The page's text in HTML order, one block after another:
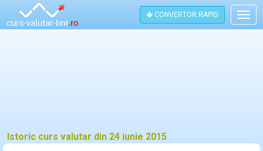
CONVERTOR RAPID
Istoric curs valutar din 24 iunie 2015